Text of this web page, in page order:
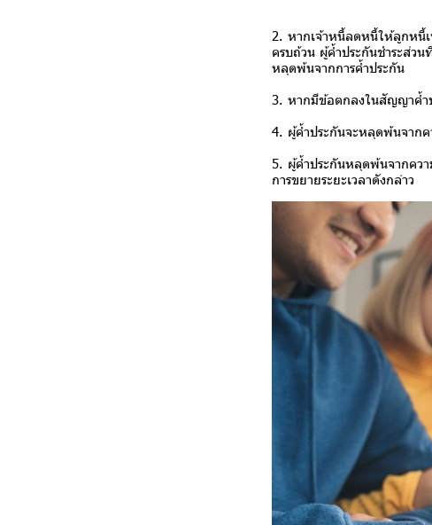
2. หากเจ้าหนี้ลดหนี้ให้ลูกหนี้
ครบถ้วน ผู้ค้ำประกันชำระส่ว
หลุดพ้นจากการค้ำประกัน
3. หากมีข้อตกลงในสัญญาค้ำ
4. ผู้ค้ำประกันจะหลุดพ้นจากค
5. ผู้ค้ำประกันหลุดพ้นจากคว
การขยายระยะเวลาดังกล่าว